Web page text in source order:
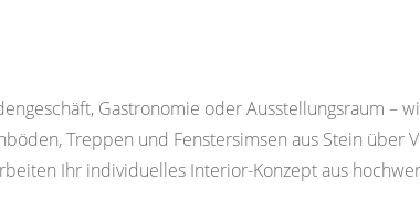
Gastronomie oder Ausstellungsraum –
Treppen und Fenstersimsen aus Stein über
Ihr individuelles Interior-Konzept aus